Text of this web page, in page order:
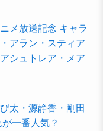
メ放送記念 キャラ
アラン・スティア
シュトレア・メア
太・源静香・剛田
一番人気？